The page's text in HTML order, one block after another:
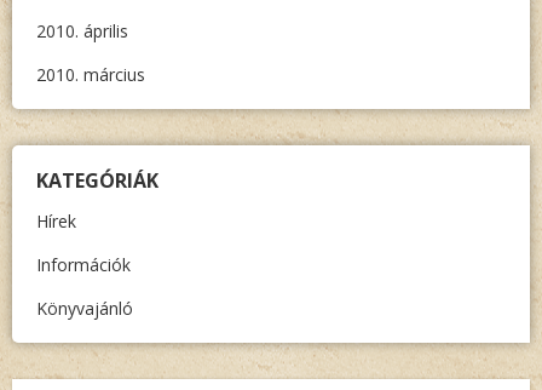
2010. április
2010. március
KATEGÓRIÁK
Hírek
Információk
Könyvajánló